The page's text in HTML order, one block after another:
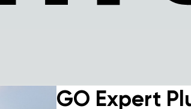
GO Expert